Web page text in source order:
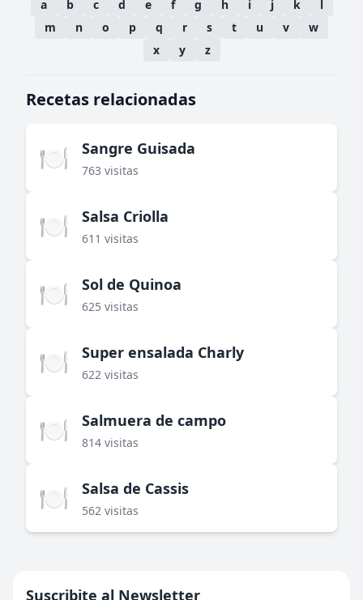
a b c d e f g h i j k
l
m
n o p q r s t u v
w
x
y z
Recetas relacionadas
🍽️ Sangre Guisada
763 visitas
🍽️ Salsa Criolla
611 visitas
🍽️ Sol de Quinoa
625 visitas
🍽️ Super ensalada Charly
622 visitas
🍽️ Salmuera de campo
814 visitas
🍽️ Salsa de Cassis
562 visitas
Suscribite al Newsletter